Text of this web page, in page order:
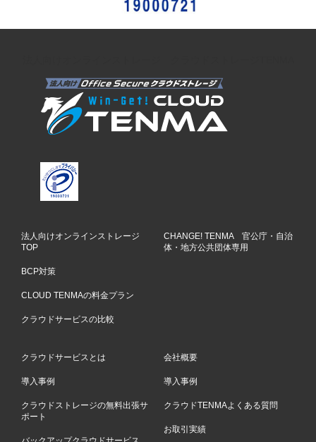
法人向けオンラインストレージ
TOP
BCP対策
CLOUD TENMAの料金プラン
クラウドサービスの比較
CHANGE! TENMA 官公庁・自治
体・地方公共団体専用
クラウドサービスとは
導入事例
クラウドストレージの無料出張サ
ポート
会社概要
導入事例
クラウドTENMAよくある質問
お取引実績